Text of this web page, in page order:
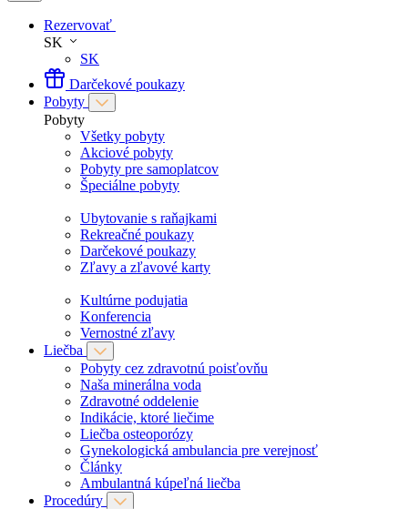
Rezervovať
SK
SK
Darčekové poukazy
Pobyty
Pobyty
Všetky pobyty
Akciové pobyty
Pobyty pre samoplatcov
Špeciálne pobyty
Ubytovanie s raňajkami
Rekreačné poukazy
Darčekové poukazy
Zľavy a zľavové karty
Kultúrne podujatia
Konferencia
Vernostné zľavy
Liečba
Pobyty cez zdravotnú poisťovňu
Naša minerálna voda
Zdravotné oddelenie
Indikácie, ktoré liečime
Liečba osteoporózy
Gynekologická ambulancia pre verejnosť
Články
Ambulantná kúpeľná liečba
Procedúry